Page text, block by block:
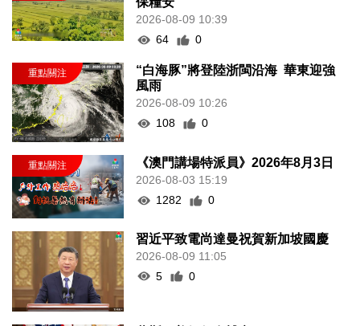
2026-08-09 10:39
64
0
“白海豚”將登陸浙閩沿海 華東迎強
風雨
2026-08-09 10:26
108
0
《澳門講場特派員》2026年8月3日
2026-08-03 15:19
1282
0
習近平致電尚達曼祝賀新加坡國慶
2026-08-09 11:05
5
0